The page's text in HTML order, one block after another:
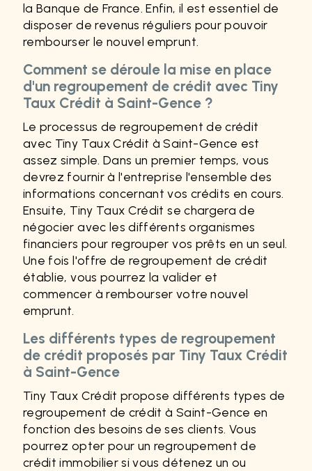
la Banque de France. Enfin, il est essentiel de
disposer de revenus réguliers pour pouvoir
rembourser le nouvel emprunt.
Comment se déroule la mise en place
d'un regroupement de crédit avec Tiny
Taux Crédit à Saint-Gence ?
Le processus de regroupement de crédit
avec Tiny Taux Crédit à Saint-Gence est
assez simple. Dans un premier temps, vous
devrez fournir à l'entreprise l'ensemble des
informations concernant vos crédits en cours.
Ensuite, Tiny Taux Crédit se chargera de
négocier avec les différents organismes
financiers pour regrouper vos prêts en un seul.
Une fois l'offre de regroupement de crédit
établie, vous pourrez la valider et
commencer à rembourser votre nouvel
emprunt.
Les différents types de regroupement
de crédit proposés par Tiny Taux Crédit
à Saint-Gence
Tiny Taux Crédit propose différents types de
regroupement de crédit à Saint-Gence en
fonction des besoins de ses clients. Vous
pourrez opter pour un regroupement de
crédit immobilier si vous détenez un ou